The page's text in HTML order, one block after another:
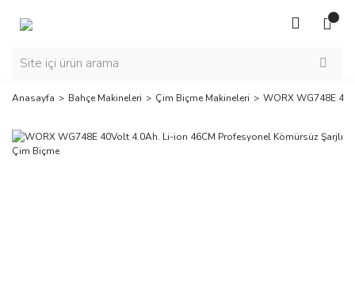
Anasayfa Bahçe Makineleri Çim Biçme Makineleri WORX WG748E